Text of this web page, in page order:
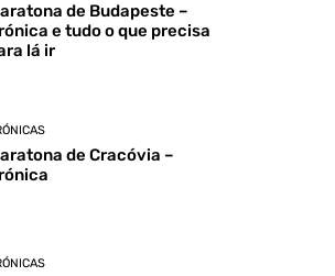
de Budapeste –
e tudo o que precisa
lá ir
de Cracóvia –